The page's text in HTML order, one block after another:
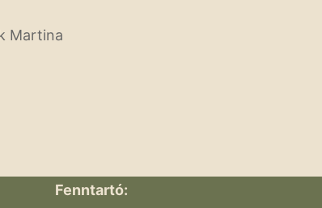
Martina
Fenntartó: